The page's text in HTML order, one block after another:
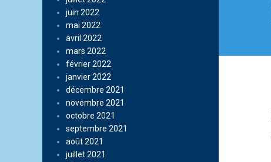
juin 2022
mai 2022
avril 2022
mars 2022
février 2022
janvier 2022
décembre 2021
novembre 2021
octobre 2021
septembre 2021
août 2021
juillet 2021